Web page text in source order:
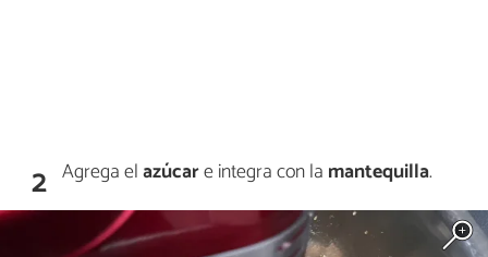
2 Agrega elazúcare integra con la mantequilla.